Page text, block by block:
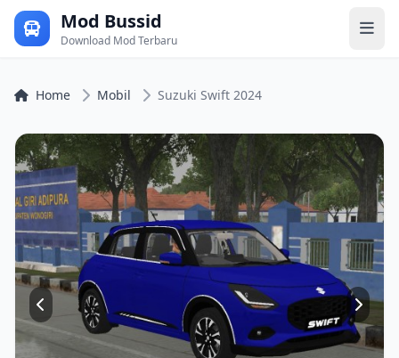
Mod Bussid
Download Mod Terbaru
Home Mobil Suzuki Swift 2024